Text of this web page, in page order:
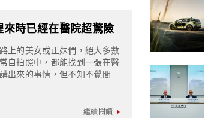
時已經在醫院超驚險
上的美女或正妹們，絕大多數
自拍照中，都能找到一張在醫
出來的事情，但不知不覺間也
繼續閱讀